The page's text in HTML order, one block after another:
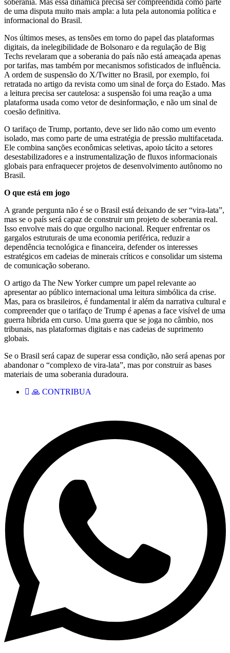
soberania. Mas essa dinâmica precisa ser compreendida como parte
de uma disputa muito mais ampla: a luta pela autonomia política e
informacional do Brasil.
Nos últimos meses, as tensões em torno do papel das plataformas
digitais, da inelegibilidade de Bolsonaro e da regulação de Big
Techs revelaram que a soberania do país não está ameaçada apenas
por tarifas, mas também por mecanismos sofisticados de influência.
A ordem de suspensão do X/Twitter no Brasil, por exemplo, foi
retratada no artigo da revista como um sinal de força do Estado. Mas
a leitura precisa ser cautelosa: a suspensão foi uma reação a uma
plataforma usada como vetor de desinformação, e não um sinal de
coesão definitiva.
O tarifaço de Trump, portanto, deve ser lido não como um evento
isolado, mas como parte de uma estratégia de pressão multifacetada.
Ele combina sanções econômicas seletivas, apoio tácito a setores
desestabilizadores e a instrumentalização de fluxos informacionais
globais para enfraquecer projetos de desenvolvimento autônomo no
Brasil.
O que está em jogo
A grande pergunta não é se o Brasil está deixando de ser “vira-lata”,
mas se o país será capaz de construir um projeto de soberania real.
Isso envolve mais do que orgulho nacional. Requer enfrentar os
gargalos estruturais de uma economia periférica, reduzir a
dependência tecnológica e financeira, defender os interesses
estratégicos em cadeias de minerais críticos e consolidar um sistema
de comunicação soberano.
O artigo da The New Yorker cumpre um papel relevante ao
apresentar ao público internacional uma leitura simbólica da crise.
Mas, para os brasileiros, é fundamental ir além da narrativa cultural e
compreender que o tarifaço de Trump é apenas a face visível de uma
guerra híbrida em curso. Uma guerra que se joga no câmbio, nos
tribunais, nas plataformas digitais e nas cadeias de suprimento
globais.
Se o Brasil será capaz de superar essa condição, não será apenas por
abandonar o “complexo de vira-lata”, mas por construir as bases
materiais de uma soberania duradoura.
🙏 CONTRIBUA